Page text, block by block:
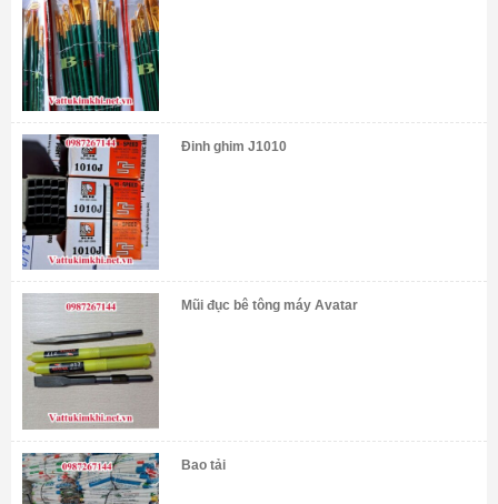
Đinh ghim J1010
Mũi đục bê tông máy Avatar
Bao tải